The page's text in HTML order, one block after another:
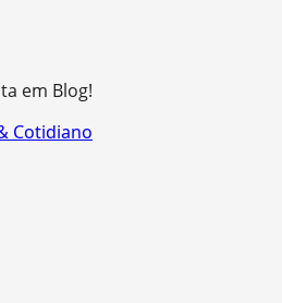
em Blog!
Cotidiano